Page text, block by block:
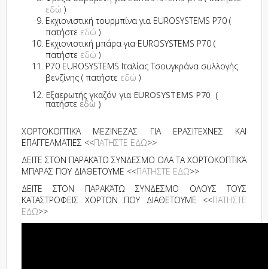
εδώ )
Εκχιονιστική τουρμπίνα για EUROSYSTEMS P70 (
πατήστε εδώ )
Εκχιονιστική μπάρα για EUROSYSTEMS P70 (
πατήστε εδώ )
P70 EUROSYSTEMS Ιταλίας Τσουγκράνα συλλογής
βενζίνης ( πατήστε εδώ )
Εξαερωτής γκαζόν για EUROSYSTEMS P70 (
πατήστε εδώ )
ΧΟΡΤΟΚΟΠΤΙΚΆ ΜΕΖΙΝΕΖΑΣ ΓΙΑ ΕΡΑΣΙΤΕΧΝΕΣ ΚΑΙ
ΕΠΑΓΓΕΛΜΑΤΙΕΣ <<ΠΑΤΗΣΤΕ ΕΔΩ>>
ΔΕΙΤΕ ΣΤΟΝ ΠΑΡΑΚΆΤΩ ΣΥΝΔΕΣΜΟ ΟΛΑ ΤΑ ΧΟΡΤΟΚΟΠΤΙΚΆ
ΜΠΑΡΑΣ ΠΟΥ ΔΙΑΘΕΤΟΥΜΕ <<ΠΑΤΗΣΤΕ ΕΔΩ>>
ΔΕΙΤΕ ΣΤΟΝ ΠΑΡΑΚΆΤΩ ΣΥΝΔΕΣΜΟ ΟΛΟΥΣ ΤΟΥΣ
ΚΑΤΑΣΤΡΟΦΕΙΣ ΧΟΡΤΩΝ ΠΟΥ ΔΙΑΘΕΤΟΥΜΕ <<ΠΑΤΗΣΤΕ
ΕΔΩ>>